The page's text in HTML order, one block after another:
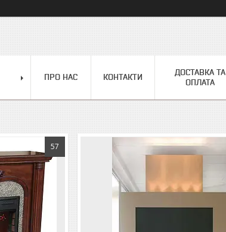
ПРО НАС КОНТАКТИ
ДОСТАВКА ТА
ОПЛАТА
57